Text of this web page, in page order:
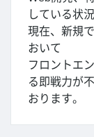
している状況
現在、新規
おいて
フロントエ
る即戦力が
おります。